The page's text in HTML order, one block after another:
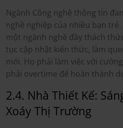
Ngành Công nghệ thông tin
nghề nghiệp của nhiều bạn
một ngành nghề đầy thách
tục cập nhật kiến thức, làm
mới. Họ phải làm việc với
phải overtime để hoàn thành
2.4. Nhà Thiết Kế:
Xoáy Thị Trường